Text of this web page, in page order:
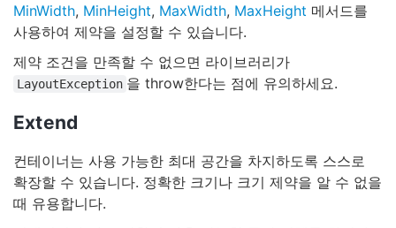
MinWidth, MinHeight, MaxWidth, MaxHeight 메서드를
사용하여 제약을 설정할 수 있습니다.
제약 조건을 만족할 수 없으면 라이브러리가
LayoutException 을 throw한다는 점에 유의하세요.
Extend
컨테이너는 사용 가능한 최대 공간을 차지하도록 스스로
확장할 수 있습니다. 정확한 크기나 크기 제약을 알 수 없을
때 유용합니다.